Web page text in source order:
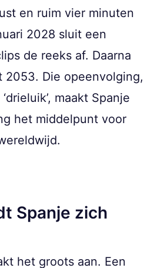
en ruim vier minuten
2028 sluit een
de reeks af. Daarna
Die opeenvolging,
maakt Spanje
het middelpunt voor
Spanje zich
het groots aan. Een